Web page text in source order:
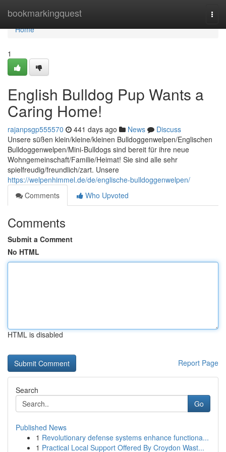
bookmarkingquest
Home
Home
1
English Bulldog Pup Wants a
Caring Home!
rajanpsgp555570 441 days ago News
Discuss
Unsere süßen klein/kleine/kleinen Bulldoggenwelpen/Englischen
Bulldoggenwelpen/Mini-Bulldogs sind bereit für ihre neue
Wohngemeinschaft/Familie/Heimat! Sie sind alle sehr
spielfreudig/freundlich/zart. Unsere
https://welpenhimmel.de/de/englische-bulldoggenwelpen/
Comments
Who Upvoted
Comments
Submit a Comment
No HTML
HTML is disabled
Report Page
Search
Go
Published News
1 Revolutionary defense systems enhance functiona...
1 Practical Local Support Offered By Croydon Wast...